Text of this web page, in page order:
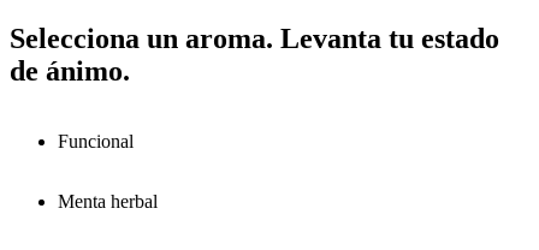
Selecciona un aroma. Levanta tu estado
de ánimo.
Funcional
Menta herbal